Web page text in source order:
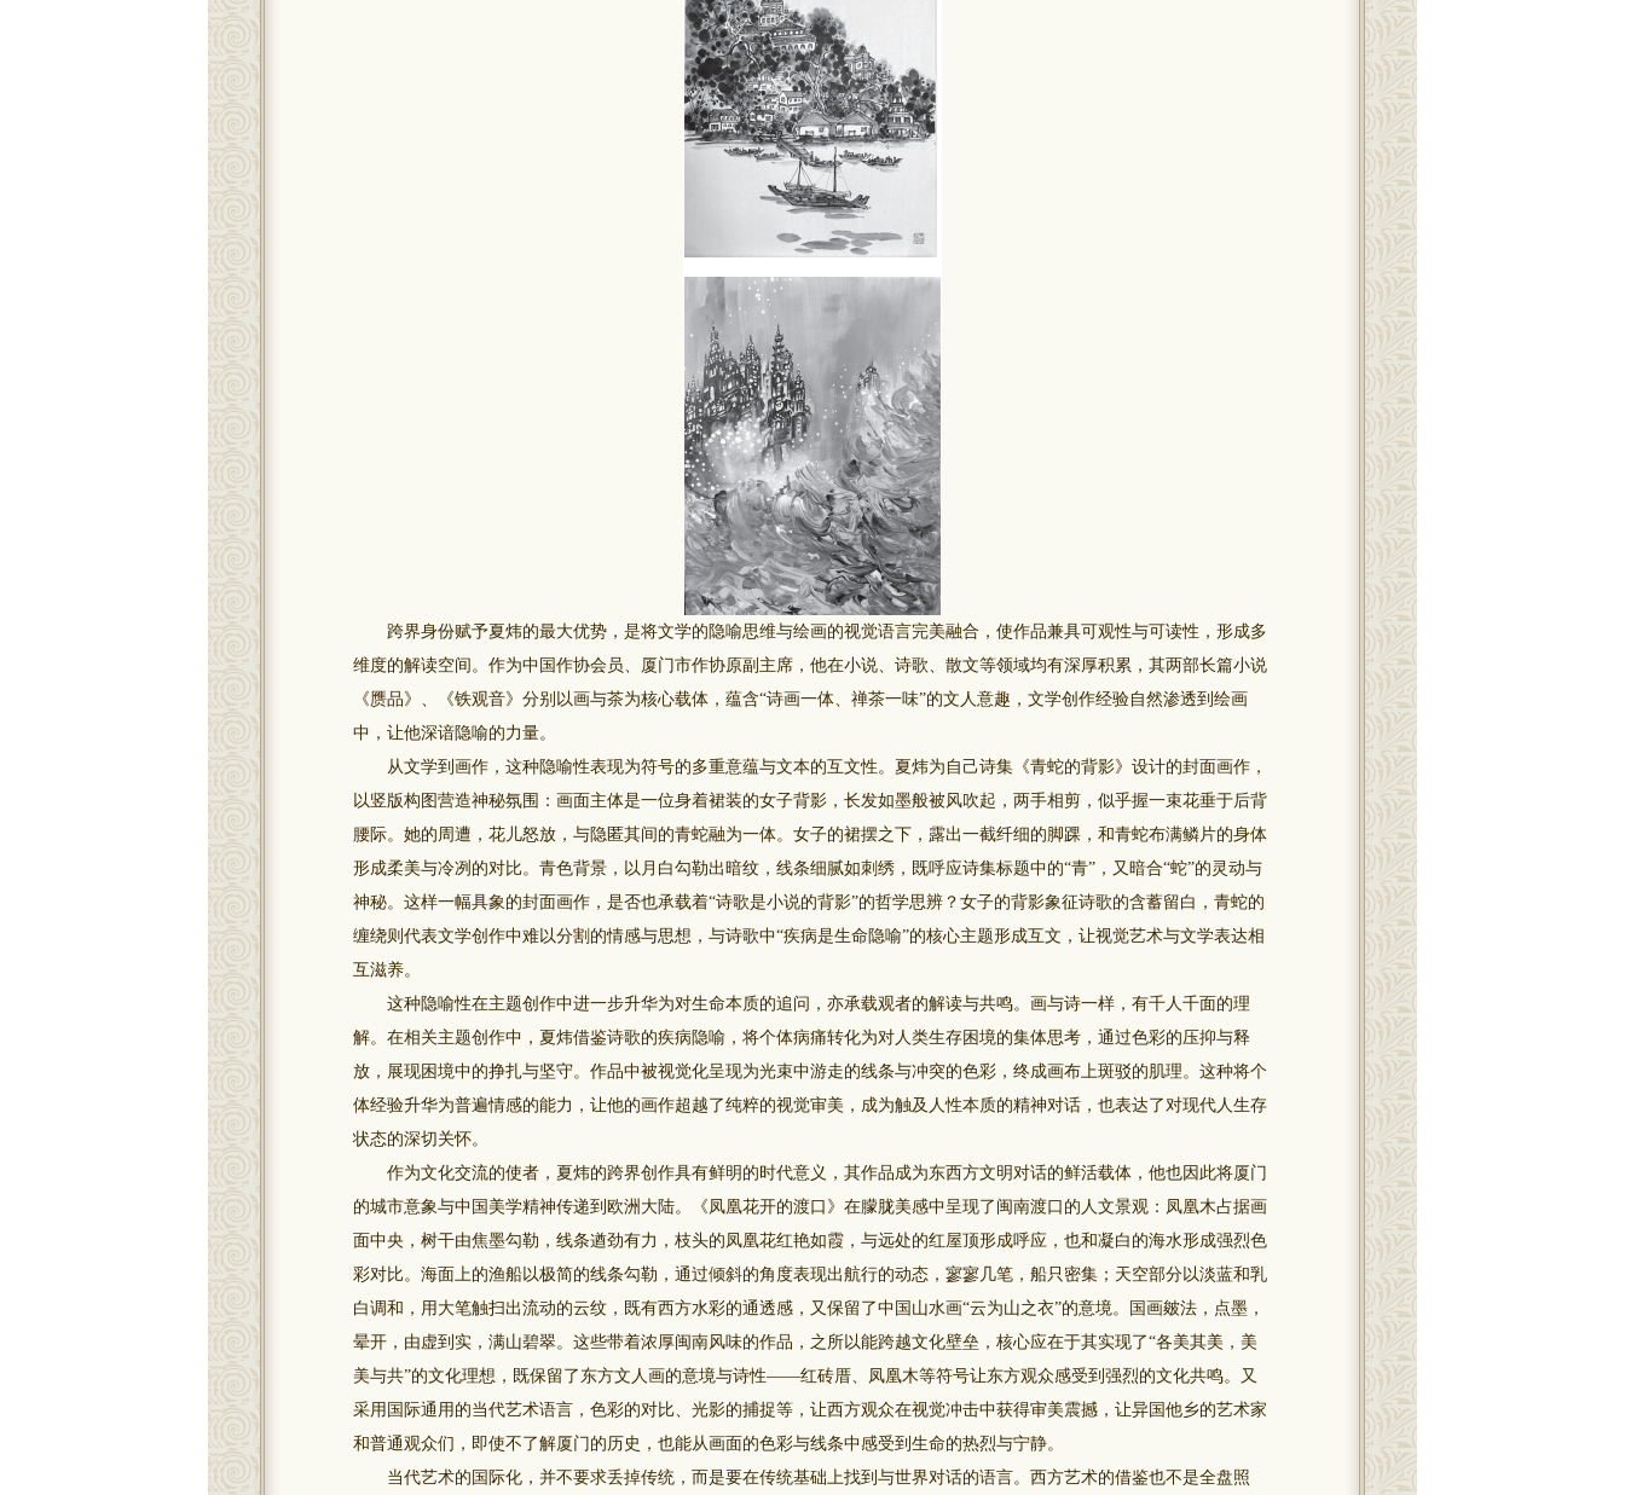
跨界身份赋予夏炜的最大优势，是将文学的隐喻思维与绘画的视觉语言完美融合，使作品兼具可观性与可读性，形成多
维度的解读空间。作为中国作协会员、厦门市作协原副主席，他在小说、诗歌、散文等领域均有深厚积累，其两部长篇小说
《赝品》、《铁观音》分别以画与茶为核心载体，蕴含“诗画一体、禅茶一味”的文人意趣，文学创作经验自然渗透到绘画
中，让他深谙隐喻的力量。
从文学到画作，这种隐喻性表现为符号的多重意蕴与文本的互文性。夏炜为自己诗集《青蛇的背影》设计的封面画作，
以竖版构图营造神秘氛围：画面主体是一位身着裙装的女子背影，长发如墨般被风吹起，两手相剪，似乎握一束花垂于后背
腰际。她的周遭，花儿怒放，与隐匿其间的青蛇融为一体。女子的裙摆之下，露出一截纤细的脚踝，和青蛇布满鳞片的身体
形成柔美与冷冽的对比。青色背景，以月白勾勒出暗纹，线条细腻如刺绣，既呼应诗集标题中的“青”，又暗合“蛇”的灵动与
神秘。这样一幅具象的封面画作，是否也承载着“诗歌是小说的背影”的哲学思辨？女子的背影象征诗歌的含蓄留白，青蛇的
缠绕则代表文学创作中难以分割的情感与思想，与诗歌中“疾病是生命隐喻”的核心主题形成互文，让视觉艺术与文学表达相
互滋养。
这种隐喻性在主题创作中进一步升华为对生命本质的追问，亦承载观者的解读与共鸣。画与诗一样，有千人千面的理
解。在相关主题创作中，夏炜借鉴诗歌的疾病隐喻，将个体病痛转化为对人类生存困境的集体思考，通过色彩的压抑与释
放，展现困境中的挣扎与坚守。作品中被视觉化呈现为光束中游走的线条与冲突的色彩，终成画布上斑驳的肌理。这种将个
体经验升华为普遍情感的能力，让他的画作超越了纯粹的视觉审美，成为触及人性本质的精神对话，也表达了对现代人生存
状态的深切关怀。
作为文化交流的使者，夏炜的跨界创作具有鲜明的时代意义，其作品成为东西方文明对话的鲜活载体，他也因此将厦门
的城市意象与中国美学精神传递到欧洲大陆。《凤凰花开的渡口》在朦胧美感中呈现了闽南渡口的人文景观：凤凰木占据画
面中央，树干由焦墨勾勒，线条遒劲有力，枝头的凤凰花红艳如霞，与远处的红屋顶形成呼应，也和凝白的海水形成强烈色
彩对比。海面上的渔船以极简的线条勾勒，通过倾斜的角度表现出航行的动态，寥寥几笔，船只密集；天空部分以淡蓝和乳
白调和，用大笔触扫出流动的云纹，既有西方水彩的通透感，又保留了中国山水画“云为山之衣”的意境。国画皴法，点墨，
晕开，由虚到实，满山碧翠。这些带着浓厚闽南风味的作品，之所以能跨越文化壁垒，核心应在于其实现了“各美其美，美
美与共”的文化理想，既保留了东方文人画的意境与诗性——红砖厝、凤凰木等符号让东方观众感受到强烈的文化共鸣。又
采用国际通用的当代艺术语言，色彩的对比、光影的捕捉等，让西方观众在视觉冲击中获得审美震撼，让异国他乡的艺术家
和普通观众们，即使不了解厦门的历史，也能从画面的色彩与线条中感受到生命的热烈与宁静。
当代艺术的国际化，并不要求丢掉传统，而是要在传统基础上找到与世界对话的语言。西方艺术的借鉴也不是全盘照